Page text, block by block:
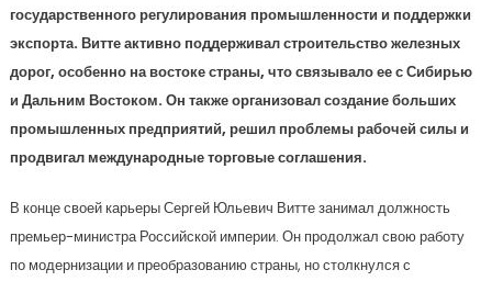
государственного регулирования промышленности и поддержки
экспорта. Витте активно поддерживал строительство железных
дорог, особенно на востоке страны, что связывало ее с Сибирью
и Дальним Востоком. Он также организовал создание больших
промышленных предприятий, решил проблемы рабочей силы и
продвигал международные торговые соглашения.
В конце своей карьеры Сергей Юльевич Витте занимал должность
премьер-министра Российской империи. Он продолжал свою работу
по модернизации и преобразованию страны, но столкнулся с